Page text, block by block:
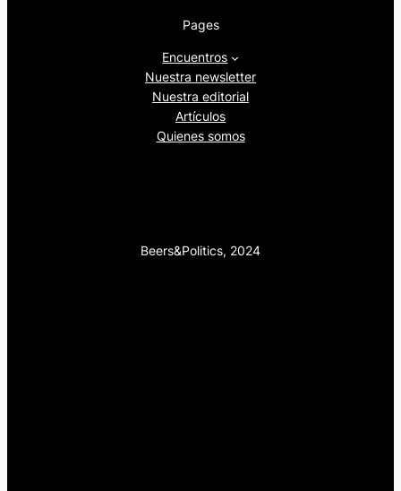
Pages
Encuentros
Nuestra newsletter
Nuestra editorial
Artículos
Quienes somos
Beers&Politics, 2024